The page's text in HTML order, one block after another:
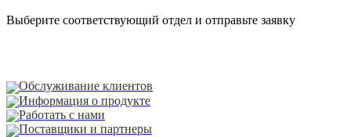
Выберите соответствующий отдел и отправьте заявку
Обслуживание клиентов
Информация о продукте
Работать с нами
Поставщики и партнеры